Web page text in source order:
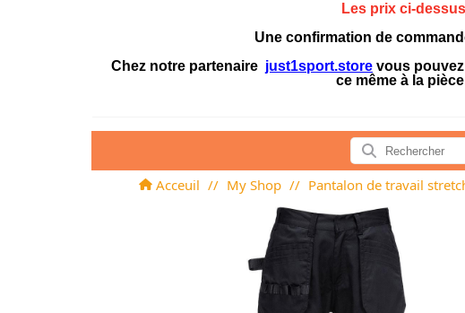
Les prix ci-
Une confirmation de
Chez notre partenaire just1sport.store vous
ce même à la
Acceuil // My Shop // Pantalon de travail